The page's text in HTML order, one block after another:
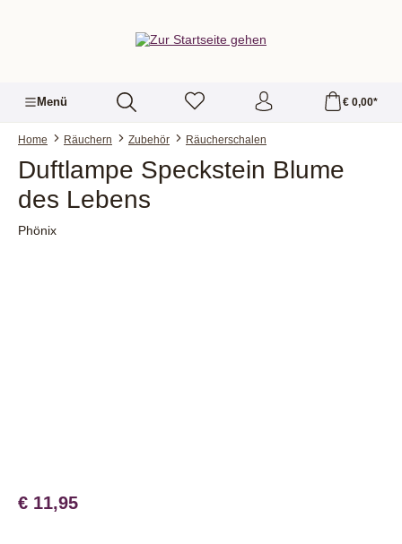
Menü € 0,00*
Home Räuchern Zubehör Räucherschalen
Duftlampe Speckstein Blume
des Lebens
Phönix
€ 11,95